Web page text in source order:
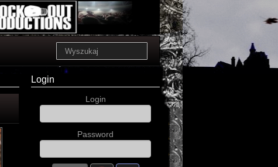
Login
Login
Password